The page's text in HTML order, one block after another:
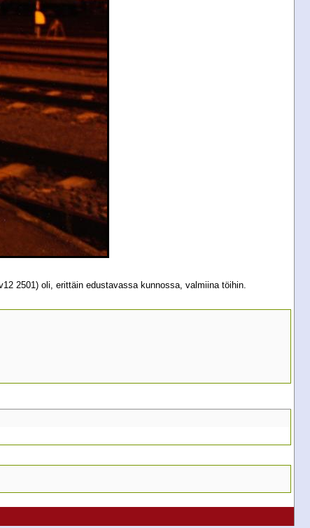
2501) oli, erittäin edustavassa kunnossa, valmiina töihin.